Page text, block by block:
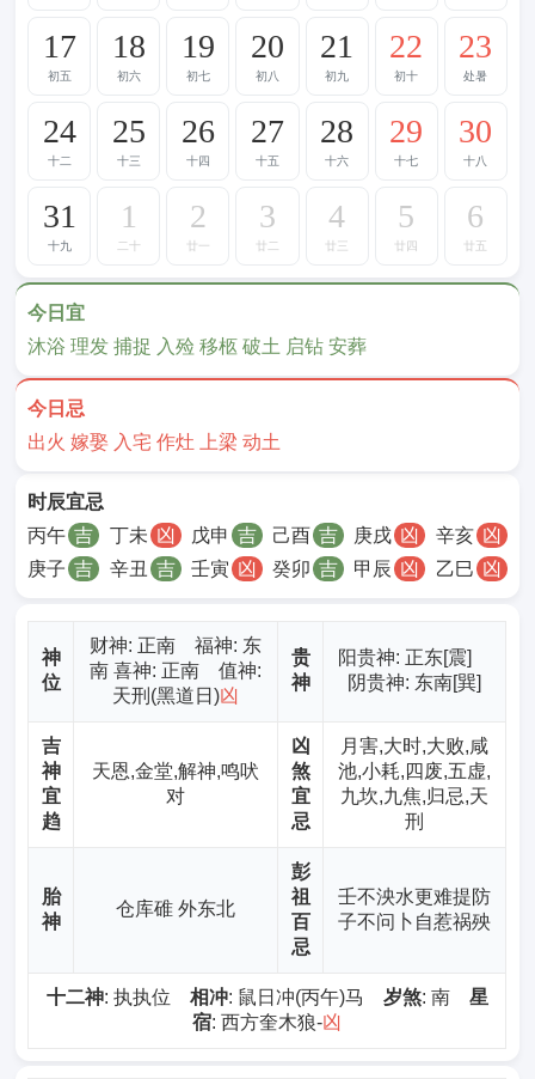
17
初五
18
初六
19
初七
20
初八
21
初九
22
初十
23
处暑
24
十二
25
十三
26
十四
27
十五
28
十六
29
十七
30
十八
31
十九
1
二十
2
廿一
3
廿二
4
廿三
5
廿四
6
廿五
今日宜
沐浴 理发 捕捉 入殓 移柩 破土 启钻 安葬
今日忌
出火 嫁娶 入宅 作灶 上梁 动土
时辰宜忌
庚子 吉 辛丑 吉 壬寅 凶 癸卯 吉 甲辰 凶 乙巳 凶
丙午 吉 丁未 凶 戊申 吉 己酉 吉 庚戌 凶 辛亥 凶
神
位
财神: 正南 福神: 东
南 喜神: 正南 值神:
天刑(黑道日)凶
贵
神
阳贵神: 正东[震]
阴贵神: 东南[巽]
吉
神
宜
趋
天恩,金堂,解神,鸣吠
对
凶
煞
宜
忌
月害,大时,大败,咸
池,小耗,四废,五虚,
九坎,九焦,归忌,天
刑
胎
神
仓库碓 外东北
彭
祖
百
忌
壬不泱水更难提防
子不问卜自惹祸殃
十二神: 执执位 相冲: 鼠日冲(丙午)马 岁煞: 南 星
宿: 西方奎木狼-凶